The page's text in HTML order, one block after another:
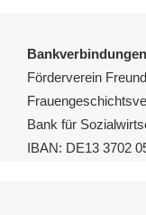
Bankverbindungen
Förderverein
Bank für
IBAN: DE13 3702